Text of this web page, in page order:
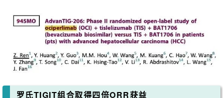
罗氏TIGIT组合取得四倍ORR获益